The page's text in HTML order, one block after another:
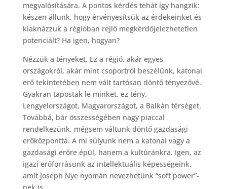
megvalósítására. A pontos kérdés tehát így hangzik:
készen állunk, hogy érvényesítsük az érdekeinket és
kiaknázzuk a régióban rejlő megkérdőjelezhetetlen
potenciált? Ha igen, hogyan?
Nézzük a tényeket. Ez a régió, akár egyes
országokról, akár mint csoportról beszélünk, katonai
erő tekintetében nem vált tartósan döntő tényezővé.
Gyakran tapostak le minket, ez tény.
Lengyelországot, Magyarországot, a Balkán térséget.
Továbbá, bár összességében nagy piaccal
rendelkezünk, mégsem váltunk döntő gazdasági
erőközponttá. A mi súlyunk nem a katonai vagy a
gazdasági erőre épül, hanem a kultúránkra. Igen, az
igazi erőforrásunk az intellektuális képességeink,
amit Joseph Nye nyomán nevezhetünk “soft power”-